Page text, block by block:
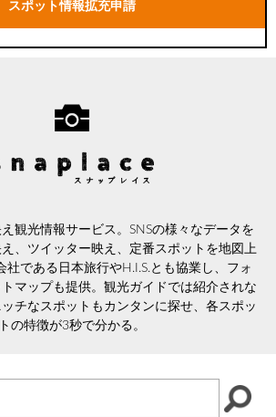
スポット情報拡充申請
え観光情報サービス。SNSの様々なデータを
、ツイッター映え、定番スポットを地図上
社である日本旅行やH.I.S.とも協業し、フォ
トマップも提供。観光ガイドでは紹介されな
チなスポットもカンタンに探せ、各スポッ
トの特徴が3秒で分かる。